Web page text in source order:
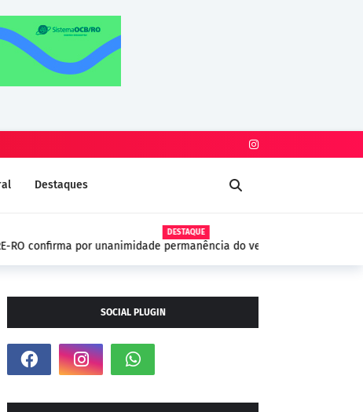
Destaques
permanência do vereador Thiago Tezzari
SOCIAL PLUGIN